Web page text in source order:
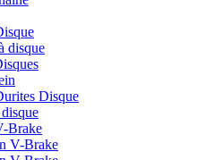
disque
Disque
Brake
V-Brake